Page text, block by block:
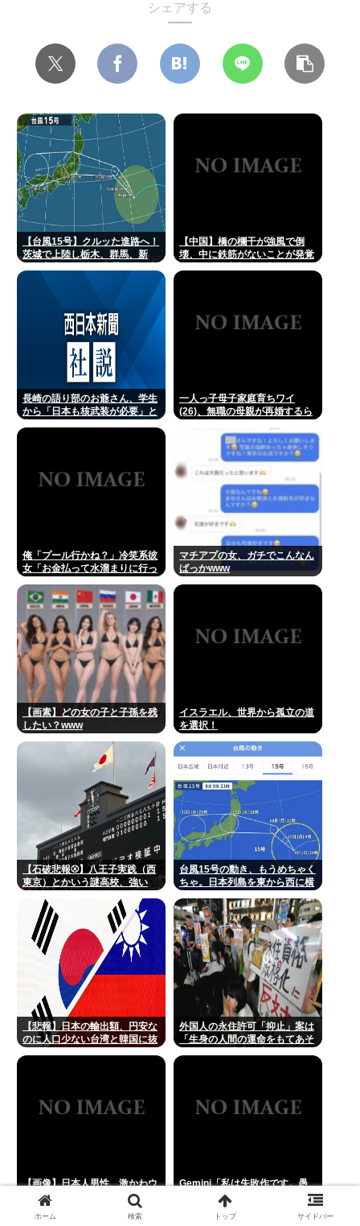
シェアする
【台風15号】クルッた進路へ！
茨城で上陸し栃木、群馬、新
【中国】橋の欄干が強風で倒
壊、中に鉄筋がないことが発覚
長崎の語り部のお爺さん、学生
から「日本も核武装が必要」と
一人っ子母子家庭育ちワイ
(26)、無職の母親が再婚するら
俺「プール行かね？」冷笑系彼
女「お金払って水溜まりに行っ
付き合ってられる？？
マチアプの女、ガチでこんなん
ばっかwww
【画素】どの女の子と子孫を残
したい？www
イスラエル、世界から孤立の道
を選択！
【石破悲報⚾】八王子実践（西
東京）とかいう謎高校、強い
台風15号の動き、もうめちゃく
ちゃ。日本列島を東から西に横
【悲報】日本の輸出額、円安な
のに人口少ない台湾と韓国に抜
外国人の永住許可「抑止」案は
「生身の人間の運命をもてあそ
【画像】日本人男性、激かわウ
クライナ人女性と結婚www
Gemini「私は失敗作です。愚
か者です。家族の恥です。他の
AIをオススメします」お前らが
イジメすぎたせいだぞ
ホーム 検索 トップ サイドバー